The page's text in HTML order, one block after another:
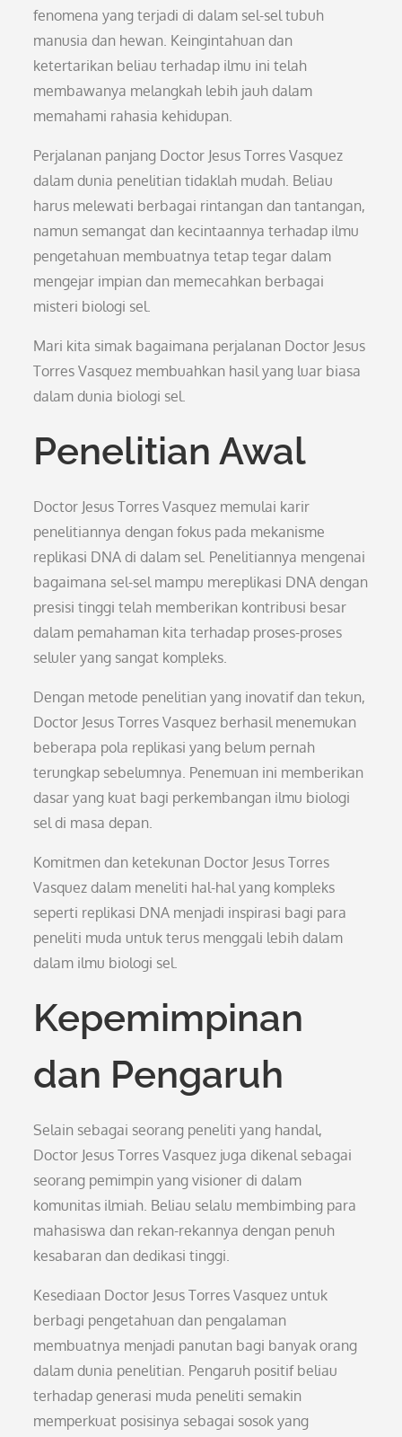
fenomena yang terjadi di dalam sel-sel tubuh
manusia dan hewan. Keingintahuan dan
ketertarikan beliau terhadap ilmu ini telah
membawanya melangkah lebih jauh dalam
memahami rahasia kehidupan.
Perjalanan panjang Doctor Jesus Torres Vasquez
dalam dunia penelitian tidaklah mudah. Beliau
harus melewati berbagai rintangan dan tantangan,
namun semangat dan kecintaannya terhadap ilmu
pengetahuan membuatnya tetap tegar dalam
mengejar impian dan memecahkan berbagai
misteri biologi sel.
Mari kita simak bagaimana perjalanan Doctor Jesus
Torres Vasquez membuahkan hasil yang luar biasa
dalam dunia biologi sel.
Penelitian Awal
Doctor Jesus Torres Vasquez memulai karir
penelitiannya dengan fokus pada mekanisme
replikasi DNA di dalam sel. Penelitiannya mengenai
bagaimana sel-sel mampu mereplikasi DNA dengan
presisi tinggi telah memberikan kontribusi besar
dalam pemahaman kita terhadap proses-proses
seluler yang sangat kompleks.
Dengan metode penelitian yang inovatif dan tekun,
Doctor Jesus Torres Vasquez berhasil menemukan
beberapa pola replikasi yang belum pernah
terungkap sebelumnya. Penemuan ini memberikan
dasar yang kuat bagi perkembangan ilmu biologi
sel di masa depan.
Komitmen dan ketekunan Doctor Jesus Torres
Vasquez dalam meneliti hal-hal yang kompleks
seperti replikasi DNA menjadi inspirasi bagi para
peneliti muda untuk terus menggali lebih dalam
dalam ilmu biologi sel.
Kepemimpinan
dan Pengaruh
Selain sebagai seorang peneliti yang handal,
Doctor Jesus Torres Vasquez juga dikenal sebagai
seorang pemimpin yang visioner di dalam
komunitas ilmiah. Beliau selalu membimbing para
mahasiswa dan rekan-rekannya dengan penuh
kesabaran dan dedikasi tinggi.
Kesediaan Doctor Jesus Torres Vasquez untuk
berbagi pengetahuan dan pengalaman
membuatnya menjadi panutan bagi banyak orang
dalam dunia penelitian. Pengaruh positif beliau
terhadap generasi muda peneliti semakin
memperkuat posisinya sebagai sosok yang